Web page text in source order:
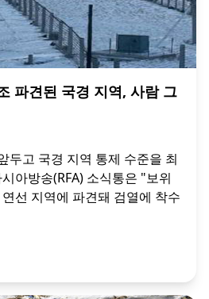
파견된 국경 지역, 사람 그
두고 국경 지역 통제 수준을 최
아방송(RFA) 소식통은 "보위
선 지역에 파견돼 검열에 착수